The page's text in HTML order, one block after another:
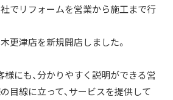
社でリフォームを営業から施工まで行
更津店を新規開店しました。
にも、分かりやすく説明ができる営
目線に立って、サービスを提供して